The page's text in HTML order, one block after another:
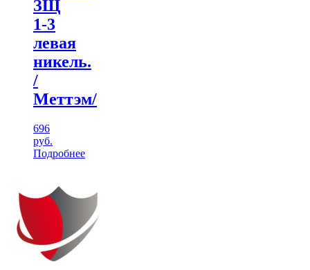
ЗЩ
1-3
левая
никель.
/
Меттэм/
696
руб.
Подробнее